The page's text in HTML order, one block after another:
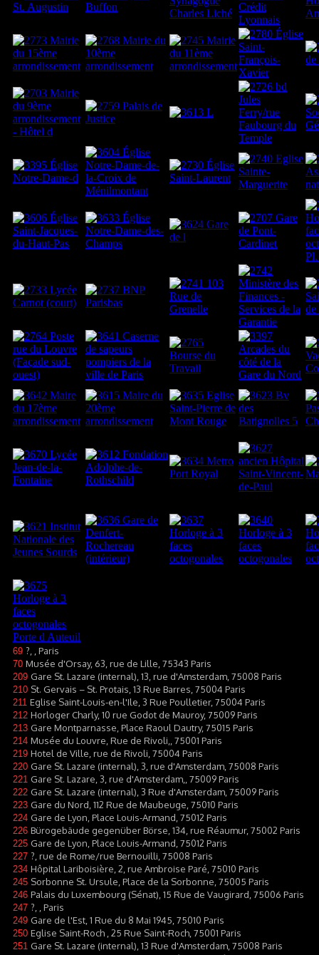
69 ?, , Paris
70 Musée d'Orsay, 63, rue de Lille, 75343 Paris
209 Gare St. Lazare (internal), 13, rue d'Amsterdam, 75008 Paris
210 St. Gervais – St. Protais, 13 Rue Barres, 75004 Paris
211 Eglise Saint-Louis-en-l'Ile, 3 Rue Poulletier, 75004 Paris
212 Horloger Charly, 10 rue Godot de Mauroy, 75009 Paris
213 Gare Montparnasse, Place Raoul Dautry, 75015 Paris
214 Musée du Louvre, Rue de Rivoli,, 75001 Paris
219 Hotel de Ville, rue de Rivoli, 75004 Paris
220 Gare St. Lazare (internal), 3, rue d'Amsterdam, 75008 Paris
221 Gare St. Lazare, 3, rue d'Amsterdam,, 75009 Paris
222 Gare St. Lazare (internal), 3 Rue d'Amsterdam, 75009 Paris
223 Gare du Nord, 112 Rue de Maubeuge, 75010 Paris
224 Gare de Lyon, Place Louis-Armand, 75012 Paris
226 Bürogebäude gegenüber Börse, 134, rue Réaumur, 75002 Paris
225 Gare de Lyon, Place Louis-Armand, 75012 Paris
227 ?, rue de Rome/rue Bernouilli, 75008 Paris
234 Hôpital Lariboisière, 2, rue Ambroise Paré, 75010 Paris
245 Sorbonne St. Ursule, Place de la Sorbonne, 75005 Paris
246 Palais du Luxembourg (Sénat), 15 Rue de Vaugirard, 75006 Paris
247 ?, , Paris
249 Gare de l'Est, 1 Rue du 8 Mai 1945, 75010 Paris
250 Eglise Saint-Roch , 25 Rue Saint-Roch, 75001 Paris
251 Gare St. Lazare (internal), 13 Rue d'Amsterdam, 75008 Paris